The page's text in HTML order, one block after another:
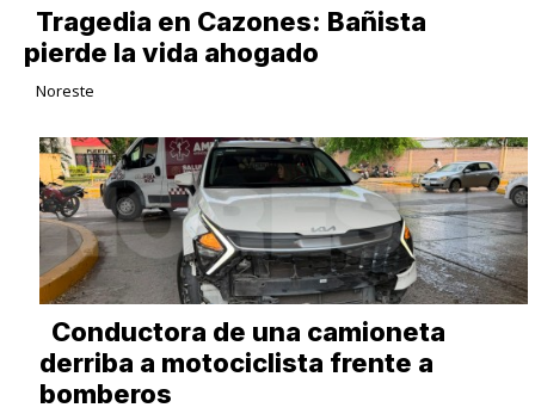
Tragedia en Cazones: Bañista
pierde la vida ahogado
Noreste
Conductora de una camioneta
derriba a motociclista frente a
bomberos